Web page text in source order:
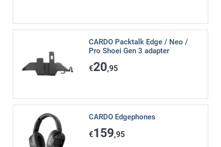
CARDO Packtalk Edge / Neo /
Pro Shoei Gen 3 adapter
€20,95
CARDO Edgephones
€159,95